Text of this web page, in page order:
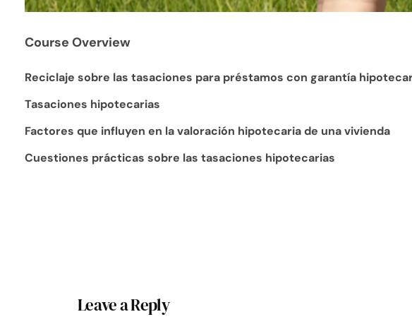
Course Overview
Reciclaje sobre las tasaciones para préstamos con garantía
Tasaciones hipotecarias
Factores que influyen en la valoración hipotecaria de una vivienda
Cuestiones prácticas sobre las tasaciones hipotecarias
Leave a Reply